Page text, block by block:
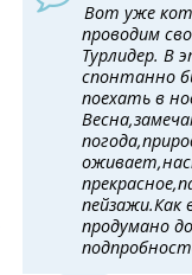
Вот уже
проводим
Турлидер. В
спонтанно
поехать в
пейзажи.Как
продумано